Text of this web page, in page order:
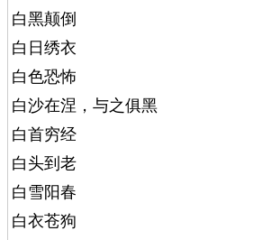
白黑颠倒
白日绣衣
白色恐怖
白沙在涅，与之俱黑
白首穷经
白头到老
白雪阳春
白衣苍狗